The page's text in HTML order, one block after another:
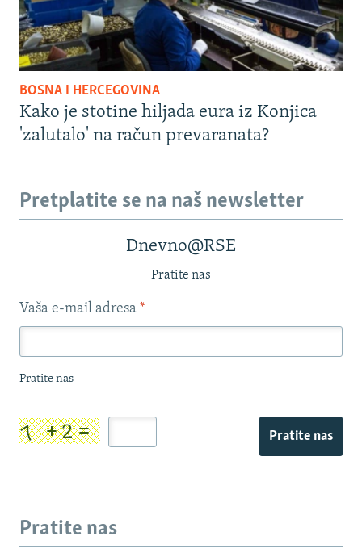
BOSNA I HERCEGOVINA
Kako je stotine hiljada eura iz Konjica
'zalutalo' na račun prevaranata?
Pretplatite se na naš newsletter
Dnevno@RSE
Pratite nas
Vaša e-mail adresa *
Pratite nas
Pratite nas
Pratite nas